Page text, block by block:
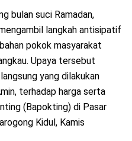
bulan suci Ramadan,
langkah antisipatif
pokok masyarakat
Upaya tersebut
yang dilakukan
terhadap harga serta
(Bapokting) di Pasar
Kidul, Kamis